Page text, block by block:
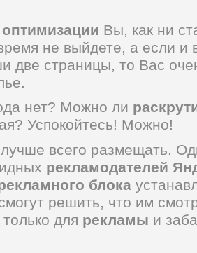
оптимизации Вы, как ни
не выйдете, а если и
две страницы, то Вас
нет? Можно ли
Успокойтесь! Можно!
лучше всего размещать.
рекламодателей
блока
решить, что им
только для рекламы и